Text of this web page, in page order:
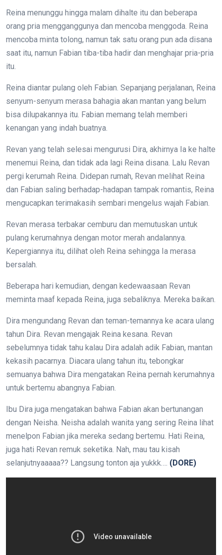
Reina menunggu hingga malam dihalte itu dan beberapa
orang pria mengganggunya dan mencoba menggoda. Reina
mencoba minta tolong, namun tak satu orang pun ada disana
saat itu, namun Fabian tiba-tiba hadir dan menghajar pria-pria
itu.
Reina diantar pulang oleh Fabian. Sepanjang perjalanan, Reina
senyum-senyum merasa bahagia akan mantan yang belum
bisa dilupakannya itu. Fabian memang telah memberi
kenangan yang indah buatnya.
Revan yang telah selesai mengurusi Dira, akhirnya Ia ke halte
menemui Reina, dan tidak ada lagi Reina disana. Lalu Revan
pergi kerumah Reina. Didepan rumah, Revan melihat Reina
dan Fabian saling berhadap-hadapan tampak romantis, Reina
mengucapkan terimakasih sembari mengelus wajah Fabian.
Revan merasa terbakar cemburu dan memutuskan untuk
pulang kerumahnya dengan motor merah andalannya.
Kepergiannya itu, dilihat oleh Reina sehingga Ia merasa
bersalah.
Beberapa hari kemudian, dengan kedewaasaan Revan
meminta maaf kepada Reina, juga sebaliknya. Mereka baikan.
Dira mengundang Revan dan teman-temannya ke acara ulang
tahun Dira. Revan mengajak Reina kesana. Revan
sebelumnya tidak tahu kalau Dira adalah adik Fabian, mantan
kekasih pacarnya. Diacara ulang tahun itu, tebongkar
semuanya bahwa Dira mengatakan Reina pernah kerumahnya
untuk bertemu abangnya Fabian.
Ibu Dira juga mengatakan bahwa Fabian akan bertunangan
dengan Neisha. Neisha adalah wanita yang sering Reina lihat
menelpon Fabian jika mereka sedang bertemu. Hati Reina,
juga hati Revan remuk seketika. Nah, mau tau kisah
selanjutnyaaaaa?? Langsung tonton aja yukkk…. (DORE)